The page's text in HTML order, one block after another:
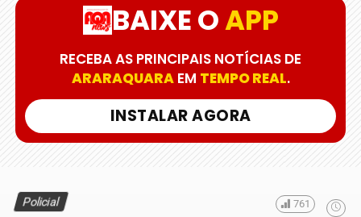
BAIXE OAPP
RECEBA AS PRINCIPAIS NOTÍCIAS DE
ARARAQUARAEM TEMPO REAL.
INSTALAR AGORA
Policial 761